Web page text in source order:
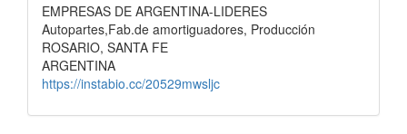
EMPRESAS DE ARGENTINA-LIDERES
Autopartes,Fab.de amortiguadores, Producción
ROSARIO, SANTA FE
ARGENTINA
https://instabio.cc/20529mwsljc